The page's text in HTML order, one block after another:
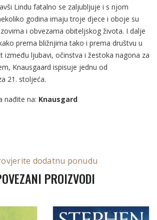
Lindu fatalno se zaljubljuje i s njom
godina imaju troje djece i oboje su
i obvezama obiteljskog života. I dalje
prema bližnjima tako i prema društvu u
između ljubavi, očinstva i žestoka nagona za
Knausgaard ispisuje jednu od
21. stoljeća.
nađite na: Knausgard
dodatnu ponudu
PROIZVODI